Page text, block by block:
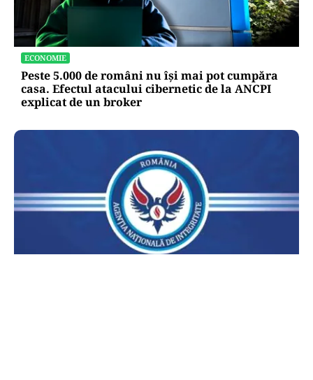
ECONOMIE
Peste 5.000 de români nu își mai pot cumpăra
casa. Efectul atacului cibernetic de la ANCPI
explicat de un broker